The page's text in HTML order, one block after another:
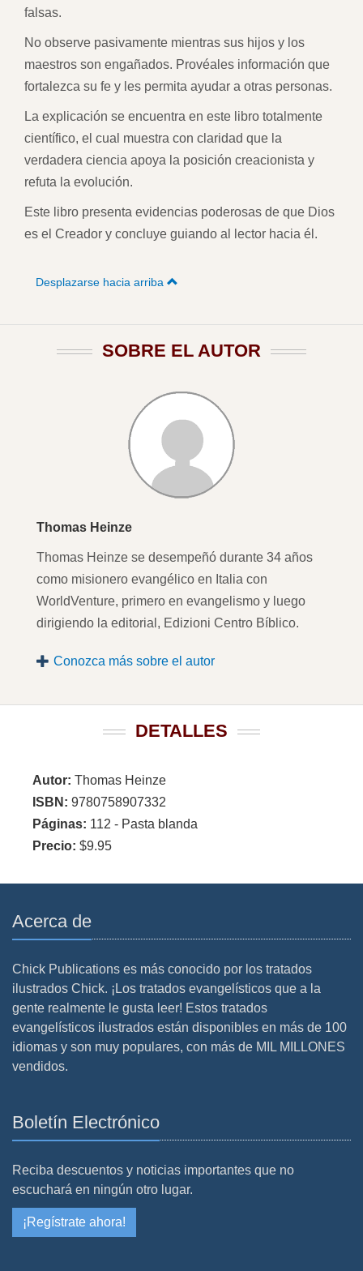
falsas.
No observe pasivamente mientras sus hijos y los
maestros son engañados. Provéales información que
fortalezca su fe y les permita ayudar a otras personas.
La explicación se encuentra en este libro totalmente
científico, el cual muestra con claridad que la
verdadera ciencia apoya la posición creacionista y
refuta la evolución.
Este libro presenta evidencias poderosas de que Dios
es el Creador y concluye guiando al lector hacia él.
Desplazarse hacia arriba
SOBRE EL AUTOR
Thomas Heinze
Thomas Heinze se desempeñó durante 34 años
como misionero evangélico en Italia con
WorldVenture, primero en evangelismo y luego
dirigiendo la editorial, Edizioni Centro Bíblico.
Conozca más sobre el autor
DETALLES
Autor: Thomas Heinze
ISBN: 9780758907332
Páginas: 112 - Pasta blanda
Precio: $9.95
Acerca de
Chick Publications es más conocido por los tratados
ilustrados Chick. ¡Los tratados evangelísticos que a la
gente realmente le gusta leer! Estos tratados
evangelísticos ilustrados están disponibles en más de 100
idiomas y son muy populares, con más de MIL MILLONES
vendidos.
Boletín Electrónico
Reciba descuentos y noticias importantes que no
escuchará en ningún otro lugar.
¡Regístrate ahora!